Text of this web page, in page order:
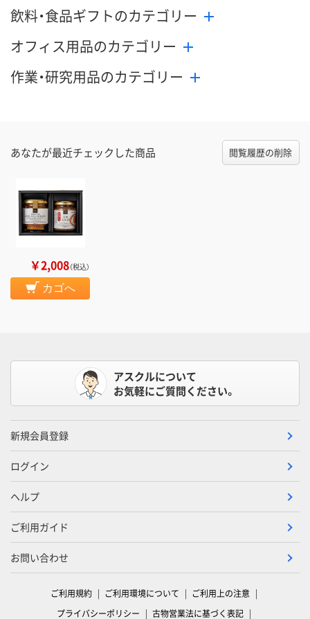
飲料・食品ギフトのカテゴリー
オフィス用品のカテゴリー
作業・研究用品のカテゴリー
あなたが最近チェックした商品 閲覧履歴の削除
￥2,008（税込）
カゴへ
アスクルについて
お気軽にご質問ください。
新規会員登録
ログイン
ヘルプ
ご利用ガイド
お問い合わせ
ご利用規約 ご利用環境について
ご利用上の注意
プライバシーポリシー
古物営業法に基づく表記